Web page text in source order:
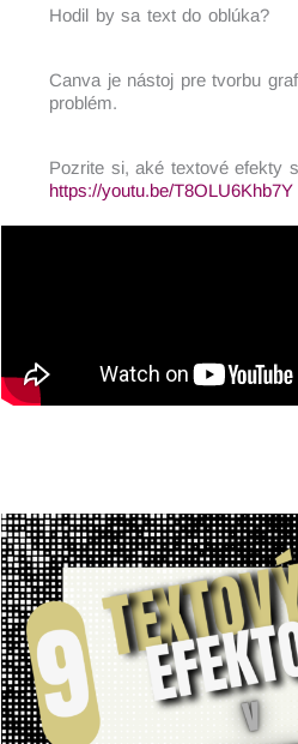
Hodil by sa text do oblúka?
Canva je nástoj pre tvorbu
problém.
Pozrite si, aké textové efekty
https://youtu.be/T8OLU6Khb7Y